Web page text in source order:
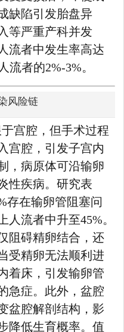
缺陷引发胎盘异
等严重产科并发
流者中发生率高达
流者的2%-3%。
风险链
宫腔，但手术过程
宫腔，引发子宫内
，病原体可沿输卵
性疾病。研究表
存在输卵管阻塞问
人流者中升至45%。
阻碍精卵结合，还
受精卵无法顺利进
着床，引发输卵管
急症。此外，盆腔
盆腔解剖结构，影
降低生育概率。值